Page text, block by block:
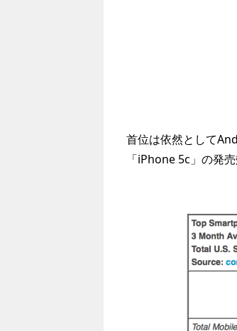
首位は依然として
「iPhone 5c」の発